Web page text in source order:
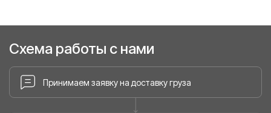
Схема работы с нами
Принимаем заявку на доставку груза